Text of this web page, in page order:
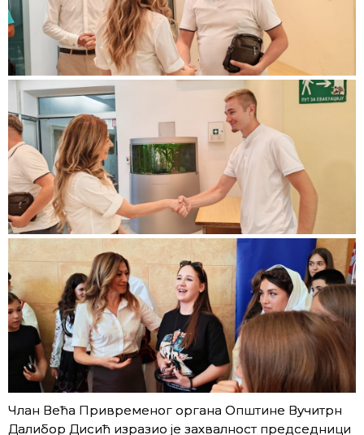
Члан Већа Привременог органа Општине Вучитрн
Далибор Дисић изразио је захвалност председници